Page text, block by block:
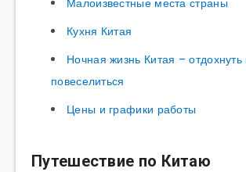
Малоизвестные места страны
Кухня Китая
Ночная жизнь Китая – отдохнуть
повеселиться
Цены и графики работы
Путешествие по Китаю